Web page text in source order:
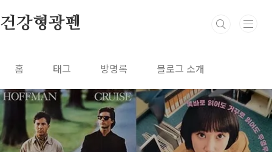
건강형광펜
홈 태그 방명록 블로그 소개